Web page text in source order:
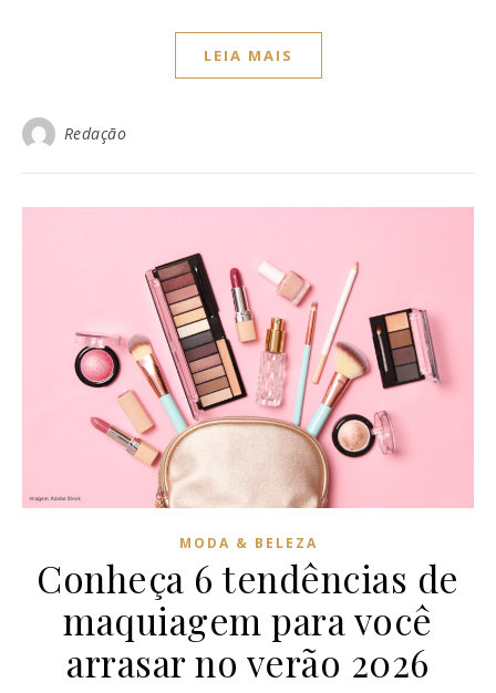
LEIA MAIS
Redação
MODA & BELEZA
Conheça 6 tendências de
maquiagem para você
arrasar no verão 2026